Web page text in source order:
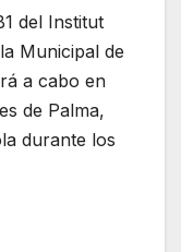
del Institut
Municipal de
a cabo en
de Palma,
durante los